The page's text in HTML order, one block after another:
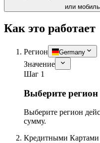
или
Как это работает
Регион Germany
Значение
Шаг 1
Выберите
Выберите регион
сумму.
Кредитными Картами